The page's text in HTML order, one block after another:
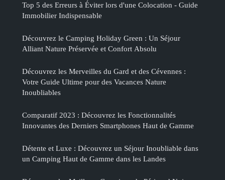
Top 5 des Erreurs à Éviter lors d'une Colocation - Guide
Immobilier Indispensable
Découvrez le Camping Holiday Green : Un Séjour
Alliant Nature Préservée et Confort Absolu
Découvrez les Merveilles du Gard et des Cévennes :
Votre Guide Ultime pour des Vacances Nature
Inoubliables
Comparatif 2023 : Découvrez les Fonctionnalités
Innovantes des Derniers Smartphones Haut de Gamme
Détente et Luxe : Découvrez un Séjour Inoubliable dans
un Camping Haut de Gamme dans les Landes